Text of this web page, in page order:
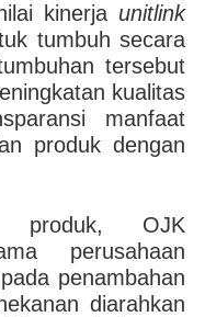
kinerja unitlink
tumbuh secara
tersebut
kualitas
manfaat
produk dengan
produk, OJK
perusahaan
penambahan
diarahkan